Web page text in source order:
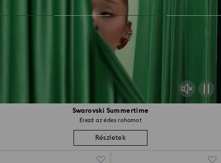
Swarovski Summertime
Érezd az édes rohamot
Részletek